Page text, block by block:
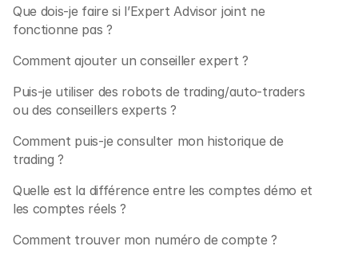
Que dois-je faire si l’Expert Advisor joint ne
fonctionne pas ?
Comment ajouter un conseiller expert ?
Puis-je utiliser des robots de trading/auto-traders
ou des conseillers experts ?
Comment puis-je consulter mon historique de
trading ?
Quelle est la différence entre les comptes démo et
les comptes réels ?
Comment trouver mon numéro de compte ?